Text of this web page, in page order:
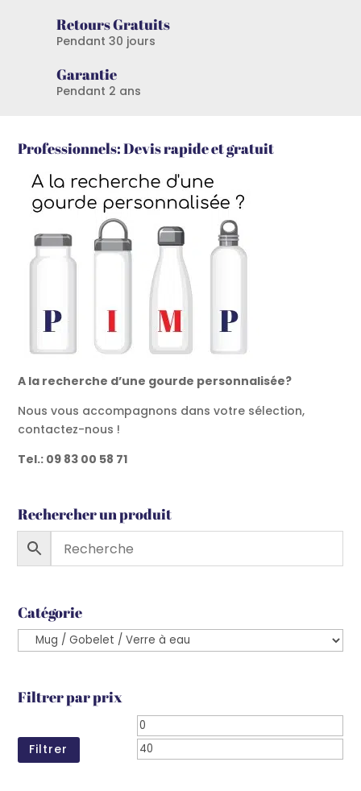
Retours Gratuits
Pendant 30 jours
Garantie
Pendant 2 ans
Professionnels: Devis rapide et gratuit
A la recherche d’une gourde personnalisée?
Nous vous accompagnons dans votre sélection,
contactez-nous !
Tel.: 09 83 00 58 71
Rechercher un produit
Catégorie
Filtrer par prix
Prix
min
Filtrer